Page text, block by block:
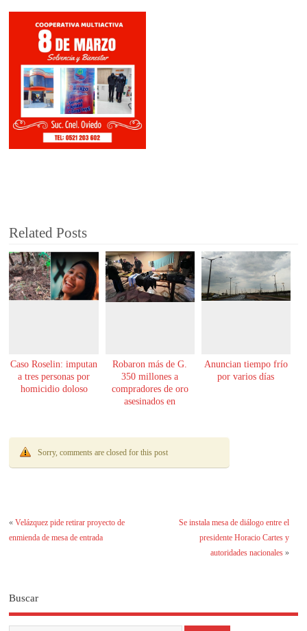
Related Posts
Caso Roselin: imputan
a tres personas por
homicidio doloso
Robaron más de G.
350 millones a
compradores de oro
asesinados en
Anuncian tiempo frío
por varios días
Sorry, comments are closed for this post
«Velázquez pide retirar proyecto de
enmienda de mesa de entrada
Se instala mesa de diálogo entre el
presidente Horacio Cartes y
autoridades nacionales»
Buscar